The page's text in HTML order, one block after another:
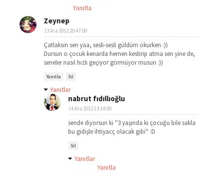
Yanıtla
Zeynep
13 Ara 2012 20:47:00
Çatlaksın sen yaa, sesli-sesli güldüm okurken :))
Dursun o çocuk kenarda hemen kestirip atma sen yine de,
seneler nasıl hızlı geçiyor görmüyor musun :))
Yanıtla Sil
Yanıtlar
nabrut fıdıllıoğlu
14 Ara 2012 13:14:00
sende diyorsun ki ''3 yaşında ki çocuğu bile sakla
bu gidişle ihtiyacç olacak gibi'' :D
Sil
Yanıtlar
Yanıtla